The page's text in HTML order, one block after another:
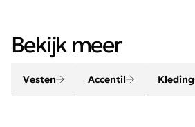
Bekijk meer
Vesten Accentil Kleding